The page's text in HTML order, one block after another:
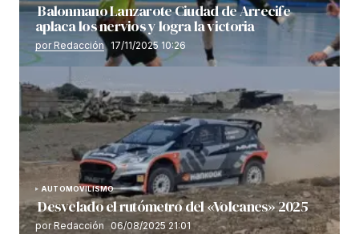
Balonmano Lanzarote Ciudad de Arrecife
aplaca los nervios y logra la victoria
por Redacción 17/11/2025 10:26
AUTOMOVILISMO
Desvelado el rutómetro del «Volcanes» 2025
por Redacción 06/08/2025 21:01